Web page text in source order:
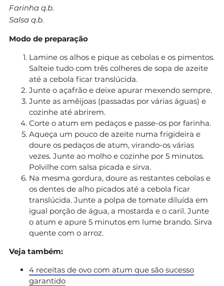
Farinha q.b.
Salsa q.b.
Modo de preparação
Lamine os alhos e pique as cebolas e os pimentos.
Salteie tudo com três colheres de sopa de azeite
até a cebola ficar translúcida.
Junte o açafrão e deixe apurar mexendo sempre.
Junte as amêijoas (passadas por várias águas) e
cozinhe até abrirem.
Corte o atum em pedaços e passe-os por farinha.
Aqueça um pouco de azeite numa frigideira e
doure os pedaços de atum, virando-os várias
vezes. Junte ao molho e cozinhe por 5 minutos.
Polvilhe com salsa picada e sirva.
Na mesma gordura, doure as restantes cebolas e
os dentes de alho picados até a cebola ficar
translúcida. Junte a polpa de tomate diluída em
igual porção de água, a mostarda e o caril. Junte
o atum e apure 5 minutos em lume brando. Sirva
quente com o arroz.
Veja também:
4 receitas de ovo com atum que são sucesso
garantido